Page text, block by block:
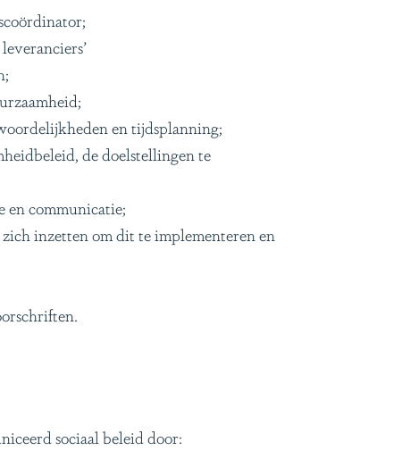
en tijdsplanning;
de doelstellingen te
en communicatie;
inzetten om dit te implementeren en
sociaal beleid door: